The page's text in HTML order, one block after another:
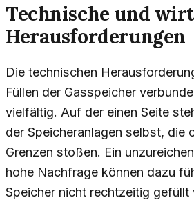
Technische und
Herausforderungen
Die technischen
Füllen der Gasspeicher
vielfältig. Auf der einen Seite
der Speicheranlagen selbst, die
Grenzen stoßen. Ein
hohe Nachfrage können dazu
Speicher nicht rechtzeitig gefüllt